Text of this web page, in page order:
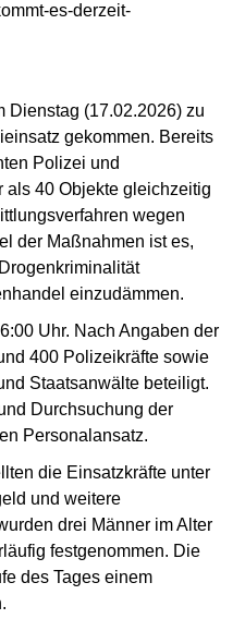
es-derzeit-
Dienstag (17.02.2026) zu
gekommen. Bereits
Polizei und
als 40 Objekte gleichzeitig
wegen
der Maßnahmen ist es,
einzudämmen.
Uhr. Nach Angaben der
400 Polizeikräfte sowie
Staatsanwälte beteiligt.
Durchsuchung der
Personalansatz.
die Einsatzkräfte unter
und weitere
drei Männer im Alter
festgenommen. Die
des Tages einem